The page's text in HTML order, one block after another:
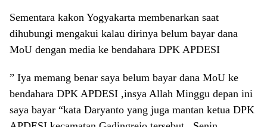
Sementara kakon Yogyakarta membenarkan saat
dihubungi mengakui kalau dirinya belum bayar dana
MoU dengan media ke bendahara DPK APDESI
” Iya memang benar saya belum bayar dana MoU ke
bendahara DPK APDESI ,insya Allah Minggu depan ini
saya bayar “kata Daryanto yang juga mantan ketua DPK